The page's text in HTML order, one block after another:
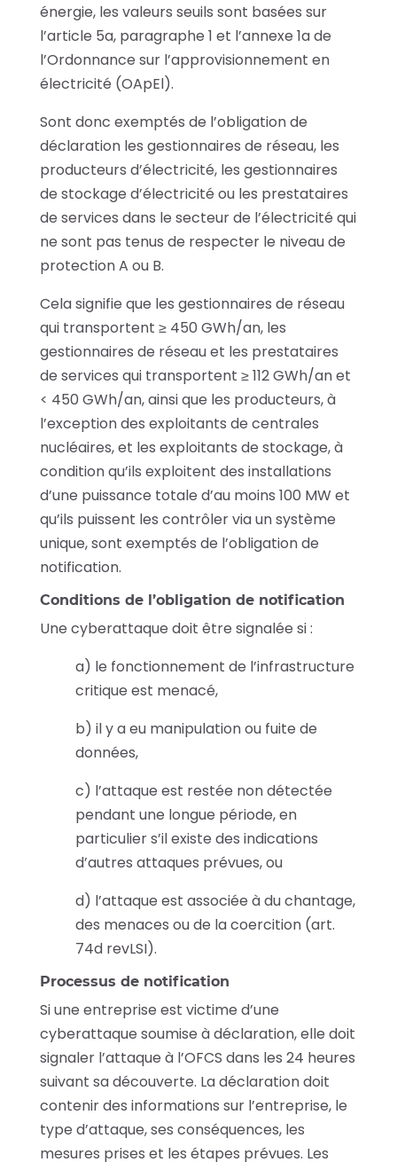
énergie, les valeurs seuils sont basées sur
l’article 5a, paragraphe 1 et l’annexe 1a de
l’Ordonnance sur l’approvisionnement en
électricité (OApEl).
Sont donc exemptés de l’obligation de
déclaration les gestionnaires de réseau, les
producteurs d’électricité, les gestionnaires
de stockage d’électricité ou les prestataires
de services dans le secteur de l’électricité qui
ne sont pas tenus de respecter le niveau de
protection A ou B.
Cela signifie que les gestionnaires de réseau
qui transportent ≥ 450 GWh/an, les
gestionnaires de réseau et les prestataires
de services qui transportent ≥ 112 GWh/an et
< 450 GWh/an, ainsi que les producteurs, à
l’exception des exploitants de centrales
nucléaires, et les exploitants de stockage, à
condition qu’ils exploitent des installations
d’une puissance totale d’au moins 100 MW et
qu’ils puissent les contrôler via un système
unique, sont exemptés de l’obligation de
notification.
Conditions de l’obligation de notification
Une cyberattaque doit être signalée si :
a) le fonctionnement de l’infrastructure
critique est menacé,
b) il y a eu manipulation ou fuite de
données,
c) l’attaque est restée non détectée
pendant une longue période, en
particulier s’il existe des indications
d’autres attaques prévues, ou
d) l’attaque est associée à du chantage,
des menaces ou de la coercition (art.
74d revLSI).
Processus de notification
Si une entreprise est victime d’une
cyberattaque soumise à déclaration, elle doit
signaler l’attaque à l’OFCS dans les 24 heures
suivant sa découverte. La déclaration doit
contenir des informations sur l’entreprise, le
type d’attaque, ses conséquences, les
mesures prises et les étapes prévues. Les